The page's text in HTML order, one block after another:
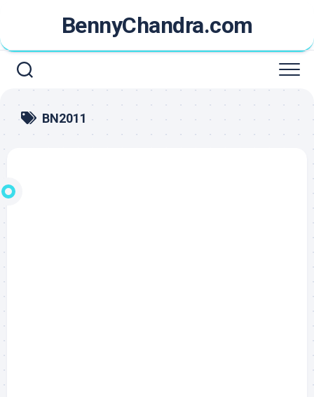
content
BennyChandra.com
BN2011